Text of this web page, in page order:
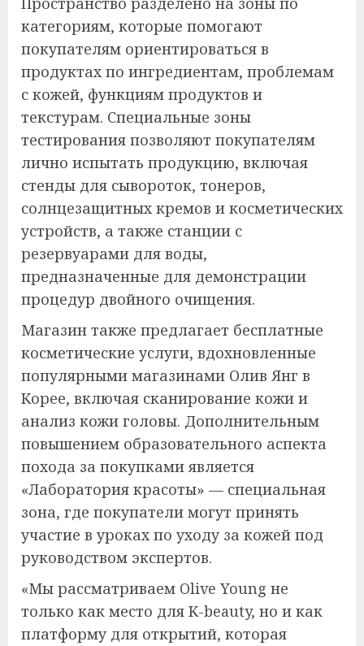
категориям, которые помогают
покупателям ориентироваться в
продуктах по ингредиентам, проблемам
с кожей, функциям продуктов и
текстурам. Специальные зоны
тестирования позволяют покупателям
лично испытать продукцию, включая
стенды для сывороток, тонеров,
солнцезащитных кремов и косметических
устройств, а также станции с
резервуарами для воды,
предназначенные для демонстрации
процедур двойного очищения.
Магазин также предлагает бесплатные
косметические услуги, вдохновленные
популярными магазинами Олив Янг в
Корее, включая сканирование кожи и
анализ кожи головы. Дополнительным
повышением образовательного аспекта
похода за покупками является
«Лаборатория красоты» — специальная
зона, где покупатели могут принять
участие в уроках по уходу за кожей под
руководством экспертов.
«Мы рассматриваем Olive Young не
только как место для K-beauty, но и как
платформу для открытий, которая